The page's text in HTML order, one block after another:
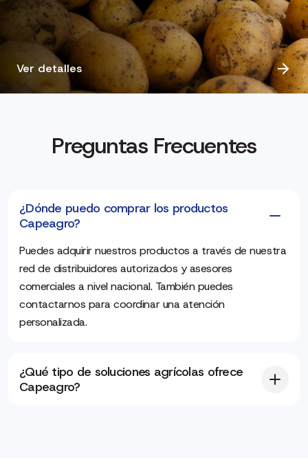
Ver detalles
Preguntas Frecuentes
¿Dónde puedo comprar los productos
Capeagro?
Puedes adquirir nuestros productos a través de nuestra
red de distribuidores autorizados y asesores
comerciales a nivel nacional. También puedes
contactarnos para coordinar una atención
personalizada.
¿Qué tipo de soluciones agrícolas ofrece
Capeagro?